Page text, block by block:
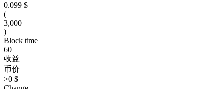
0.099 $
(
3,000
)
Block time
60
收益
币价
>0 $